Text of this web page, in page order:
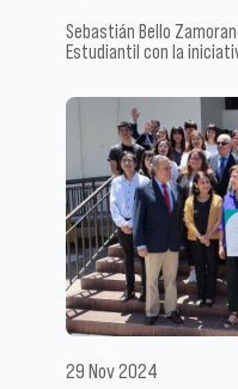
Sebastián Bello
Estudiantil con la
29 Nov 2024